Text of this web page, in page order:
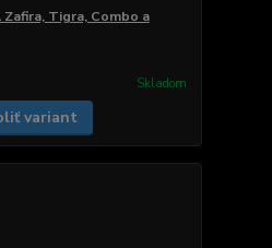
Zafira, Tigra, Combo a
Skladom
variant